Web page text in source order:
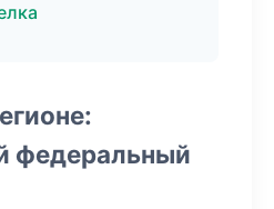
федеральный